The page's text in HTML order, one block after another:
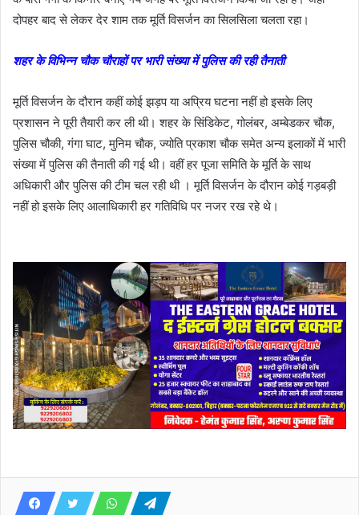
दोपहर बाद से लेकर देर शाम तक मूर्ति विसर्जन का सिलसिला चलता रहा।
शहर के विभिन्न चौक चौराहों पर भारी संख्या में पुलिस की रही तैनाती
मूर्ति विसर्जन के दौरान कहीं कोई झड़प या अप्रिय घटना नहीं हो इसके लिए
प्रशासन ने पूरी तैयारी कर ली थी। शहर के सिंडिकेट, गोलंबर, अम्बेडकर चौक,
पुलिस चौकी, गंगा घाट, मुनिम चौक, ज्योति प्रकाश चौक समेत अन्य इलाकों में भारी
संख्या में पुलिस की तैनाती की गई थी। वहीं हर पूजा समिति के मूर्ति के साथ
अधिकारी और पुलिस की टीम चल रही थी । मूर्ति विसर्जन के दौरान कोई गड़बड़ी
नहीं हो इसके लिए आलाधिकारी हर गतिविधि पर नजर रख रहे थे।